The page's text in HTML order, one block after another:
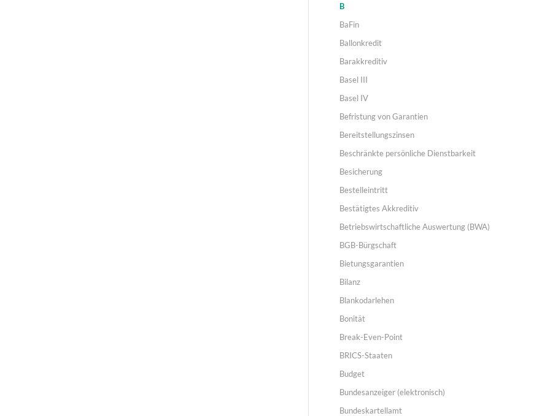
B
BaFin
Ballonkredit
Barakkreditiv
Basel III
Basel IV
Befristung von Garantien
Bereitstellungszinsen
Beschränkte persönliche Dienstbarkeit
Besicherung
Bestelleintritt
Bestätigtes Akkreditiv
Betriebswirtschaftliche Auswertung (BWA)
BGB-Bürgschaft
Bietungsgarantien
Bilanz
Blankodarlehen
Bonität
Break-Even-Point
BRICS-Staaten
Budget
Bundesanzeiger (elektronisch)
Bundeskartellamt